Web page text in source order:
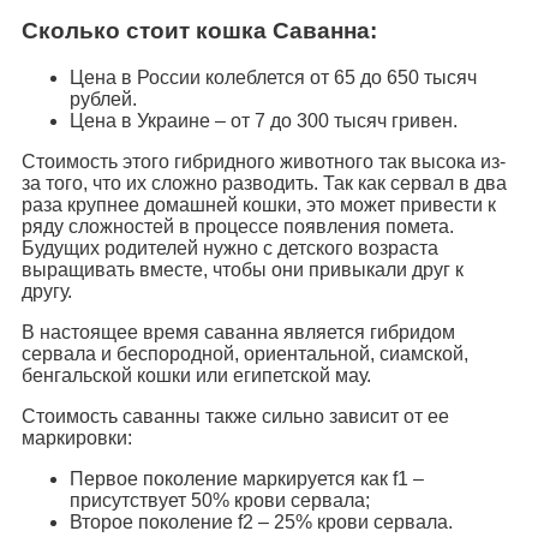
Сколько стоит кошка Саванна:
Цена в России колеблется от 65 до 650 тысяч
рублей.
Цена в Украине – от 7 до 300 тысяч гривен.
Стоимость этого гибридного животного так высока из-
за того, что их сложно разводить. Так как сервал в два
раза крупнее домашней кошки, это может привести к
ряду сложностей в процессе появления помета.
Будущих родителей нужно с детского возраста
выращивать вместе, чтобы они привыкали друг к
другу.
В настоящее время саванна является гибридом
сервала и беспородной, ориентальной, сиамской,
бенгальской кошки или египетской мау.
Стоимость саванны также сильно зависит от ее
маркировки:
Первое поколение маркируется как f1 –
присутствует 50% крови сервала;
Второе поколение f2 – 25% крови сервала.